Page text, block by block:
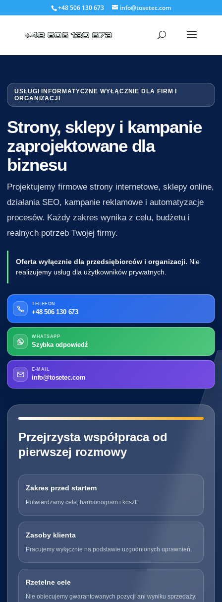
+48 506 130 673 info@tosetec.com
USŁUGI INFORMATYCZNE WYŁĄCZNIE DLA FIRM I
ORGANIZACJI
Strony, sklepy i kampanie
zaprojektowane dla
biznesu
Projektujemy firmowe strony internetowe, sklepy online,
działania SEO, kampanie reklamowe i automatyzacje
procesów. Każdy zakres wynika z celu, budżetu i
realnych potrzeb Twojej firmy.
Oferta wyłącznie dla przedsiębiorców i organizacji. Nie
realizujemy usług dla użytkowników prywatnych.
TELEFON
+48 506 130 673
WHATSAPP
Szybka odpowiedź
E-MAIL
info@tosetec.com
━━━━━━━━━━━━━━━━━━━━━━━━━━━━
Przejrzysta współpraca od
pierwszej rozmowy
Zakres przed startem
Potwierdzamy cele, harmonogram i koszt.
Zasoby klienta
Pracujemy wyłącznie na podstawie uzgodnionych uprawnień.
Rzetelne cele
Nie obiecujemy gwarantowanych pozycji ani wyniku sprzedaży.